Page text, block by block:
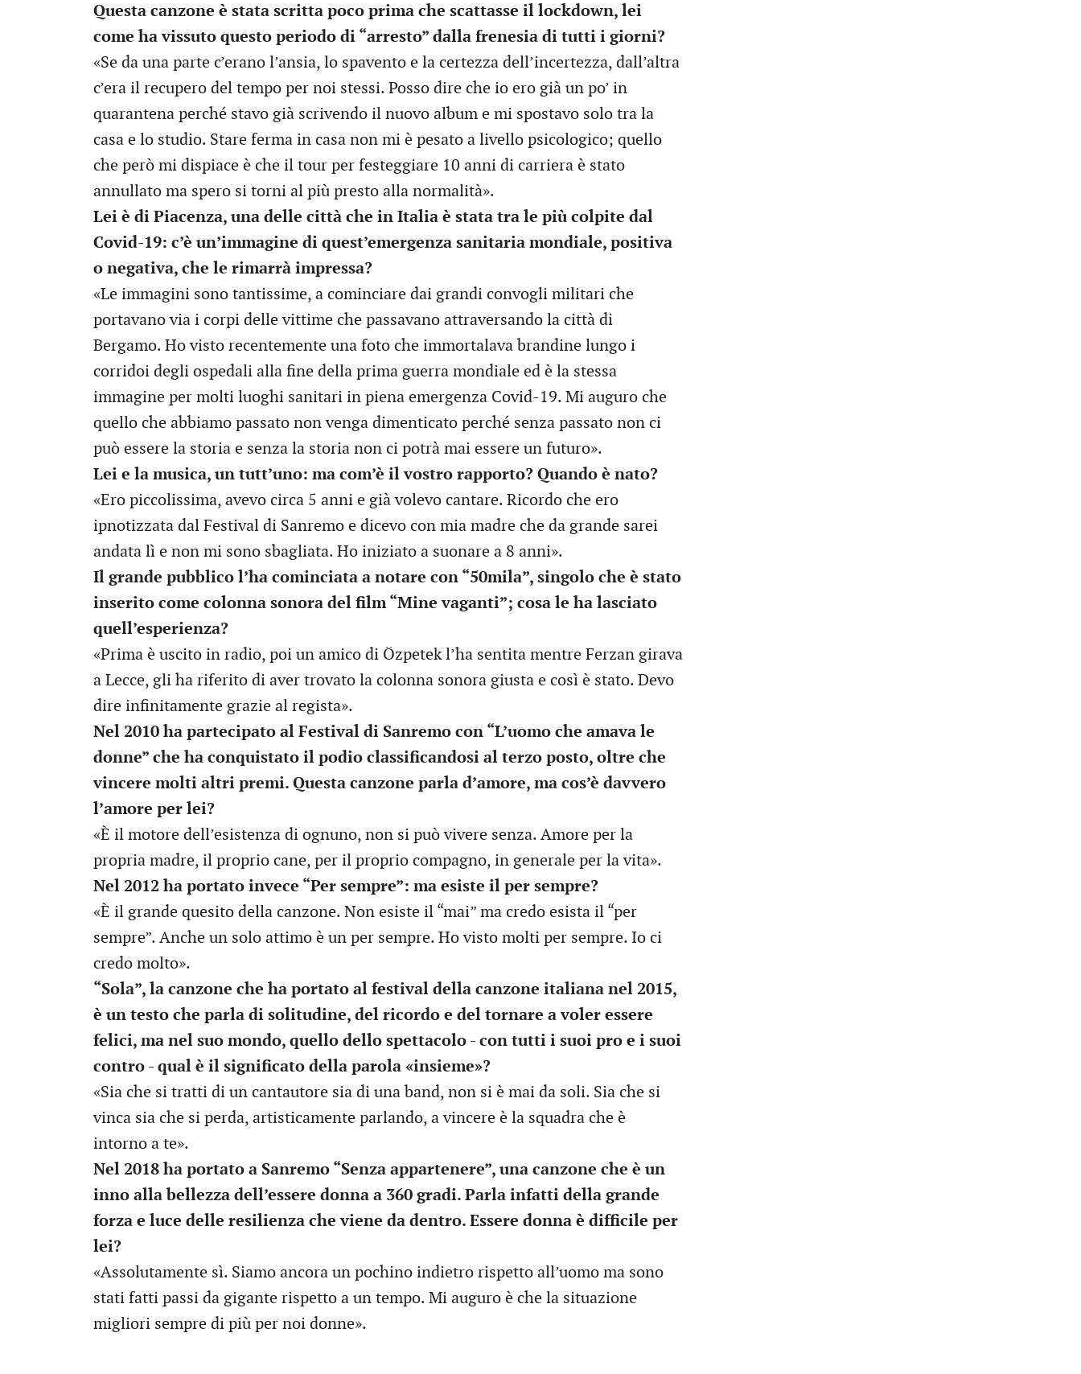
Questa canzone è stata scritta poco prima che scattasse il lockdown, lei
come ha vissuto questo periodo di “arresto” dalla frenesia di tutti i giorni?
«Se da una parte c’erano l’ansia, lo spavento e la certezza dell’incertezza, dall’altra
c’era il recupero del tempo per noi stessi. Posso dire che io ero già un po’ in
quarantena perché stavo già scrivendo il nuovo album e mi spostavo solo tra la
casa e lo studio. Stare ferma in casa non mi è pesato a livello psicologico; quello
che però mi dispiace è che il tour per festeggiare 10 anni di carriera è stato
annullato ma spero si torni al più presto alla normalità».
Lei è di Piacenza, una delle città che in Italia è stata tra le più colpite dal
Covid-19: c’è un’immagine di quest’emergenza sanitaria mondiale, positiva
o negativa, che le rimarrà impressa?
«Le immagini sono tantissime, a cominciare dai grandi convogli militari che
portavano via i corpi delle vittime che passavano attraversando la città di
Bergamo. Ho visto recentemente una foto che immortalava brandine lungo i
corridoi degli ospedali alla fine della prima guerra mondiale ed è la stessa
immagine per molti luoghi sanitari in piena emergenza Covid-19. Mi auguro che
quello che abbiamo passato non venga dimenticato perché senza passato non ci
può essere la storia e senza la storia non ci potrà mai essere un futuro».
Lei e la musica, un tutt’uno: ma com’è il vostro rapporto? Quando è nato?
«Ero piccolissima, avevo circa 5 anni e già volevo cantare. Ricordo che ero
ipnotizzata dal Festival di Sanremo e dicevo con mia madre che da grande sarei
andata lì e non mi sono sbagliata. Ho iniziato a suonare a 8 anni».
Il grande pubblico l’ha cominciata a notare con “50mila”, singolo che è stato
inserito come colonna sonora del film “Mine vaganti”; cosa le ha lasciato
quell’esperienza?
«Prima è uscito in radio, poi un amico di Özpetek l’ha sentita mentre Ferzan girava
a Lecce, gli ha riferito di aver trovato la colonna sonora giusta e così è stato. Devo
dire infinitamente grazie al regista».
Nel 2010 ha partecipato al Festival di Sanremo con “L’uomo che amava le
donne” che ha conquistato il podio classificandosi al terzo posto, oltre che
vincere molti altri premi. Questa canzone parla d’amore, ma cos’è davvero
l’amore per lei?
«È il motore dell’esistenza di ognuno, non si può vivere senza. Amore per la
propria madre, il proprio cane, per il proprio compagno, in generale per la vita».
Nel 2012 ha portato invece “Per sempre”: ma esiste il per sempre?
«È il grande quesito della canzone. Non esiste il “mai” ma credo esista il “per
sempre”. Anche un solo attimo è un per sempre. Ho visto molti per sempre. Io ci
credo molto».
“Sola”, la canzone che ha portato al festival della canzone italiana nel 2015,
è un testo che parla di solitudine, del ricordo e del tornare a voler essere
felici, ma nel suo mondo, quello dello spettacolo - con tutti i suoi pro e i suoi
contro - qual è il significato della parola «insieme»?
«Sia che si tratti di un cantautore sia di una band, non si è mai da soli. Sia che si
vinca sia che si perda, artisticamente parlando, a vincere è la squadra che è
intorno a te».
Nel 2018 ha portato a Sanremo “Senza appartenere”, una canzone che è un
inno alla bellezza dell’essere donna a 360 gradi. Parla infatti della grande
forza e luce delle resilienza che viene da dentro. Essere donna è difficile per
lei?
«Assolutamente sì. Siamo ancora un pochino indietro rispetto all’uomo ma sono
stati fatti passi da gigante rispetto a un tempo. Mi auguro è che la situazione
migliori sempre di più per noi donne».